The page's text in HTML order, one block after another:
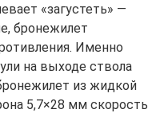
«загустеть» —
бронежилет
Именно
на выходе ствола
из жидкой
5,7×28 мм скорость